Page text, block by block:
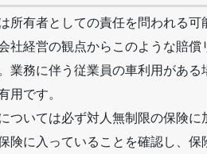
所有者としての責任を問われる
経営の観点からこのような賠償
務に伴う従業員の車利用があ
用です。
いては必ず対人無制限の保険
に入っていることを確認し、保